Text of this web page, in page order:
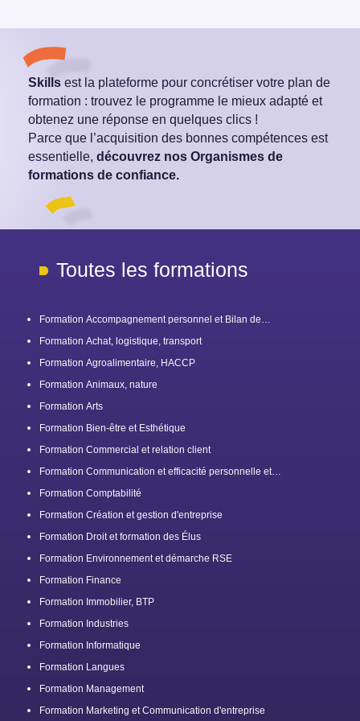
Skills est la plateforme pour concrétiser votre plan de
formation : trouvez le programme le mieux adapté et
obtenez une réponse en quelques clics !
Parce que l’acquisition des bonnes compétences est
essentielle, découvrez nos Organismes de
formations de confiance.
Toutes les formations
Formation Accompagnement personnel et Bilan de
Formation Achat, logistique, transport
Formation Agroalimentaire, HACCP
Formation Animaux, nature
Formation Arts
Formation Bien-être et Esthétique
Formation Commercial et relation client
Formation Communication et efficacité personnelle et
Formation Comptabilité
Formation Création et gestion d'entreprise
Formation Droit et formation des Élus
Formation Environnement et démarche RSE
Formation Finance
Formation Immobilier, BTP
Formation Industries
Formation Informatique
Formation Langues
Formation Management
Formation Marketing et Communication d'entreprise